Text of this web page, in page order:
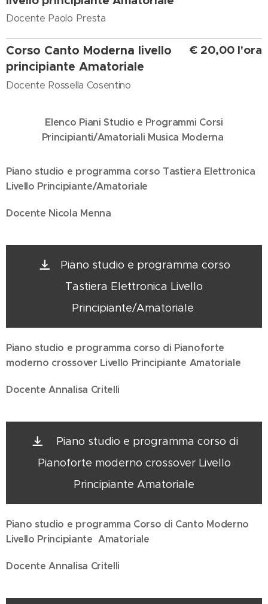
Docente Paolo Presta
Corso Canto Moderna livello
principiante Amatoriale
Docente Rossella Cosentino
€ 20,00 l'ora
Elenco Piani Studio e Programmi Corsi
Principianti/Amatoriali Musica Moderna
Piano studio e programma corso Tastiera Elettronica
Livello Principiante/Amatoriale
Docente Nicola Menna
Piano studio e programma corso
Tastiera Elettronica Livello
Principiante/Amatoriale
Piano studio e programma corso di Pianoforte
moderno crossover Livello Principiante Amatoriale
Docente Annalisa Critelli
Piano studio e programma corso di
Pianoforte moderno crossover Livello
Principiante Amatoriale
Piano studio e programma Corso di Canto Moderno
Livello Principiante Amatoriale
Docente Annalisa Critelli